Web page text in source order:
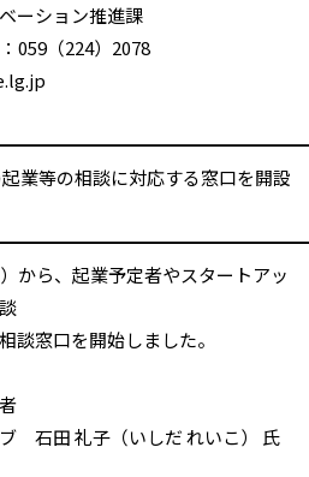
ーション推進課
059（224）2078
業等の相談に対応する窓口を開設
から、起業予定者やスタートアッ
談窓口を開始しました。
石田 礼子（いしだ れいこ） 氏